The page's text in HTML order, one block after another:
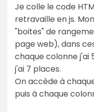
Je colle le code
retravaille en js.
"boites" de
page web), dans
chaque colonne j'ai
j'ai 7 places.
On accède à
puis à chaque